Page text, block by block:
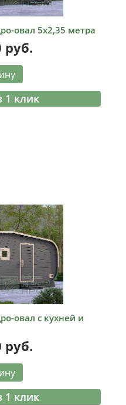
овал 5х2,35 метра
руб.
1 клик
овал с кухней и
руб.
1 клик